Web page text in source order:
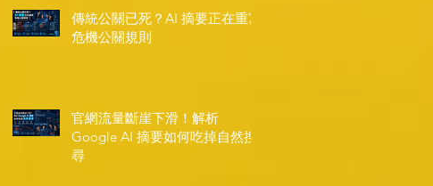
傳統公關已死？AI 摘要正在重寫
危機公關規則
官網流量斷崖下滑！解析
Google AI 摘要如何吃掉自然搜
尋